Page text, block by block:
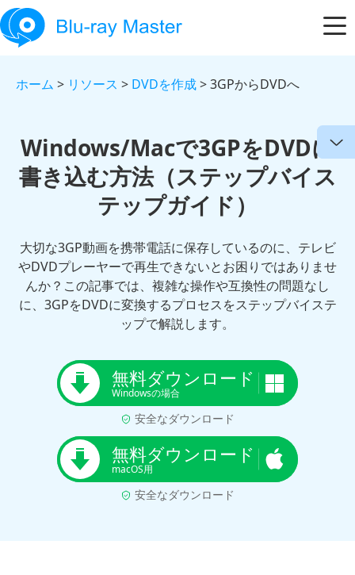
ホーム > リソース > DVDを作成> 3GPからDVDへ
Windows/Macで3GPをDVDに
書き込む方法（ステップバイス
テップガイド）
大切な3GP動画を携帯電話に保存しているのに、テレビ
やDVDプレーヤーで再生できないとお困りではありませ
んか？この記事では、複雑な操作や互換性の問題なし
に、3GPをDVDに変換するプロセスをステップバイステ
ップで解説します。
無料ダウンロード
Windowsの場合
安全なダウンロード
無料ダウンロード
macOS用
安全なダウンロード